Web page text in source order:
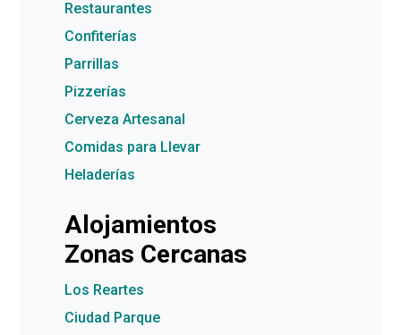
Restaurantes
Confiterías
Parrillas
Pizzerías
Cerveza Artesanal
Comidas para Llevar
Heladerías
Alojamientos
Zonas Cercanas
Los Reartes
Ciudad Parque